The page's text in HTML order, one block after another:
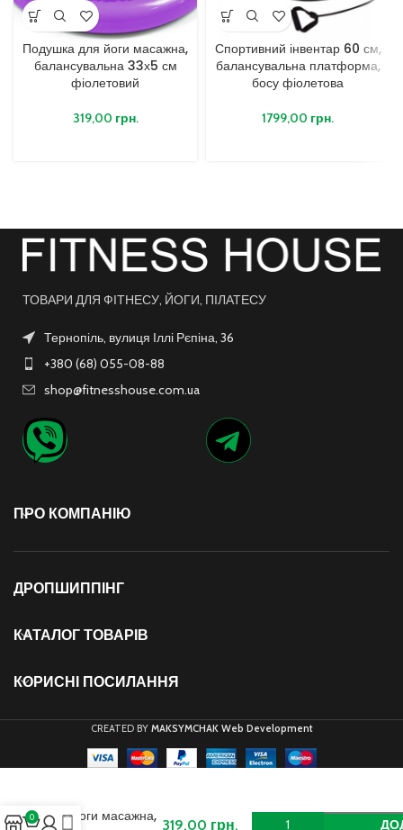
Подушка для йоги масажна,
балансувальна 33х5 см
фіолетовий
319,00 грн.
Спортивний інвентар 60 см,
балансувальна платформа,
босу фіолетова
1799,00 грн.
ТОВАРИ ДЛЯ ФІТНЕСУ, ЙОГИ, ПІЛАТЕСУ
Тернопіль, вулиця Іллі Рєпіна, 36
+380 (68) 055-08-88
shop@fitnesshouse.com.ua
ПРО КОМПАНІЮ
ДРОПШИППІНГ
КАТАЛОГ ТОВАРІВ
КОРИСНІ ПОСИЛАННЯ
CREATED BY MAKSYMCHAK Web Development
йоги масажна, 319,00 грн.
0